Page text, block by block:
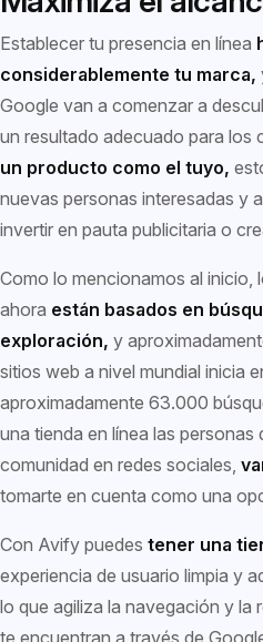
Establecer tu presencia en línea
considerablemente tu marca,
Google van a comenzar a
un resultado adecuado para los
un producto como el tuyo,
nuevas personas interesadas y
invertir en pauta publicitaria o
Como lo mencionamos al inicio,
ahora están basados en
exploración, y
sitios web a nivel mundial inicia
aproximadamente 63.000
una tienda en línea las
comunidad en redes sociales,
tomarte en cuenta como una
Con Avify puedes tener una
experiencia de usuario limpia y
lo que agiliza la navegación y la
te encuentran a través de